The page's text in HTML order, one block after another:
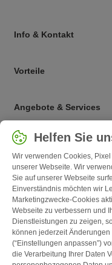
Info & Kontakt
Vorteile
Angebote & Services
Land auswählen
Deutschland / DE
Follow zooplus
Helfen Sie
Wir verwenden Cookies,
unserer Webseite. Wir
Sie auf unserer Webseite
Einverständnis möchten wir
Marketingzwecke-Cookies
Webseite zu verbessern und
Dienstleistungen zu zeigen,
können jederzeit
(“Einstellungen anpassen”)
die Verarbeitung Ihrer Daten